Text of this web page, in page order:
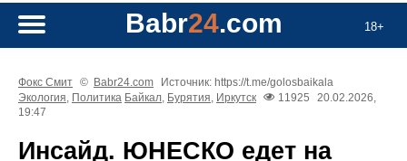
18+
Babr24.com
Фокс Смит © Babr24.com
Источник: https://t.me/golosbaikala
Экология, Политика Байкал, Бурятия, Иркутск 11925
20.02.2026,
19:47
Инсайд. ЮНЕСКО едет на